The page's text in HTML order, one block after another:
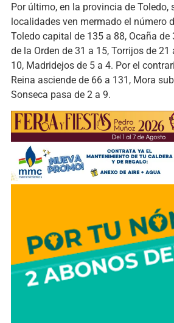
Por último, en la provincia de Toledo,
localidades ven mermado el número
Toledo capital de 135 a 88, Ocaña de
de la Orden de 31 a 15, Torrijos de 21
10, Madridejos de 5 a 4. Por el
Reina asciende de 66 a 131, Mora
Sonseca pasa de 2 a 9.